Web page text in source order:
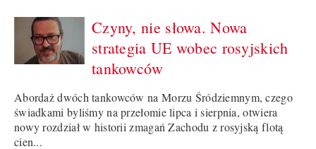
Czyny, nie słowa. Nowa
strategia UE wobec rosyjskich
tankowców
Abordaż dwóch tankowców na Morzu Śródziemnym, czego
świadkami byliśmy na przełomie lipca i sierpnia, otwiera
nowy rozdział w historii zmagań Zachodu z rosyjską flotą
cien...